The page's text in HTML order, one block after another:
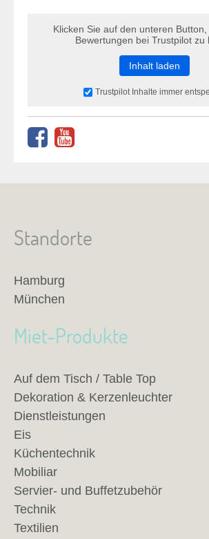
Klicken Sie auf den unteren
Bewertungen bei Trustpilot zu
Inhalt laden
Trustpilot Inhalte immer
Standorte
Hamburg
München
Miet-Produkte
Auf dem Tisch / Table Top
Dekoration & Kerzenleuchter
Dienstleistungen
Eis
Küchentechnik
Mobiliar
Servier- und Buffetzubehör
Technik
Textilien